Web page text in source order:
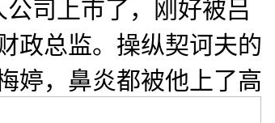
司上市了，刚好被吕
政总监。操纵契诃夫的
婷，鼻炎都被他上了高